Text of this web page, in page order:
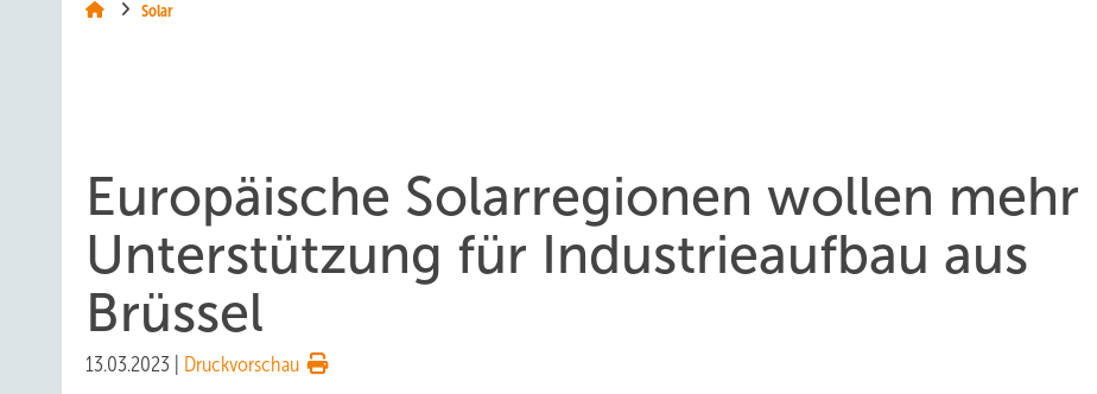
Solar
Europäische Solarregionen wollen mehr
Unterstützung für Industrieaufbau aus
Brüssel
13.03.2023 Druckvorschau